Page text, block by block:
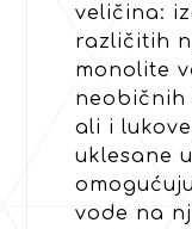
veličina:
različitih
monolite
neobičnih
ali i
uklesane
vode na